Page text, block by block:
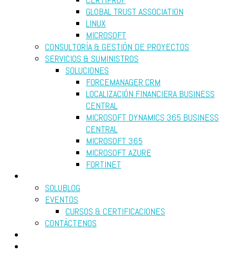
GLOBAL TRUST ASSOCIATION
LINUX
MICROSOFT
CONSULTORÍA & GESTIÓN DE PROYECTOS
SERVICIOS & SUMINISTROS
SOLUCIONES
FORCEMANAGER CRM
LOCALIZACIÓN FINANCIERA BUSINESS
CENTRAL
MICROSOFT DYNAMICS 365 BUSINESS
CENTRAL
MICROSOFT 365
MICROSOFT AZURE
FORTINET
SOLUBLOG
EVENTOS
CURSOS & CERTIFICACIONES
CONTÁCTENOS